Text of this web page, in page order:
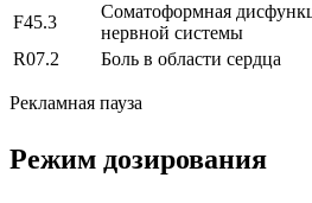
F45.3
Соматоформная
нервной системы
R07.2
Боль в области сердца
Рекламная пауза
Режим дозирования